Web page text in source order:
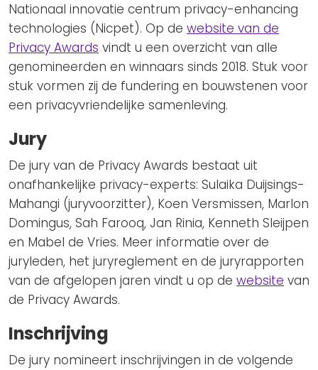
Nationaal innovatie centrum privacy-enhancing
technologies (Nicpet). Op de website van de
Privacy Awards vindt u een overzicht van alle
genomineerden en winnaars sinds 2018. Stuk voor
stuk vormen zij de fundering en bouwstenen voor
een privacyvriendelijke samenleving.
Jury
De jury van de Privacy Awards bestaat uit
onafhankelijke privacy-experts: Sulaika Duijsings-
Mahangi (juryvoorzitter), Koen Versmissen, Marlon
Domingus, Sah Farooq, Jan Rinia, Kenneth Sleijpen
en Mabel de Vries. Meer informatie over de
juryleden, het juryreglement en de juryrapporten
van de afgelopen jaren vindt u op de website van
de Privacy Awards.
Inschrijving
De jury nomineert inschrijvingen in de volgende